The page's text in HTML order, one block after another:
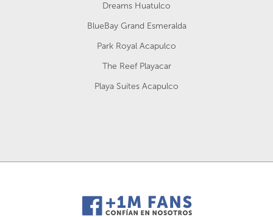
Dreams Huatulco
BlueBay Grand Esmeralda
Park Royal Acapulco
The Reef Playacar
Playa Suites Acapulco